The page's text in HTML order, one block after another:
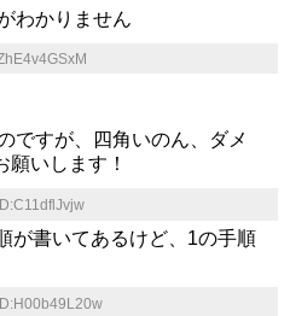
わかりません
ですが、四角いのん、ダメ
いします！
ID:C11dflJvjw
が書いてあるけど、1の手順
ID:H00b49L20w